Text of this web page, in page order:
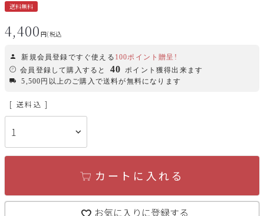
送料無料
4,400 税込
新規会員登録ですぐ使える 100ポイント贈呈!
会員登録して購入すると
40
ポイント獲得出来ます
5,500円以上のご購入で送料が無料になります
送料込
お気に入りに登録する
カートに入れる